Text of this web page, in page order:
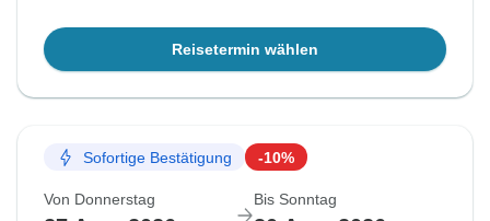
Reisetermin wählen
Sofortige Bestätigung -10%
Von Donnerstag Bis Sonntag